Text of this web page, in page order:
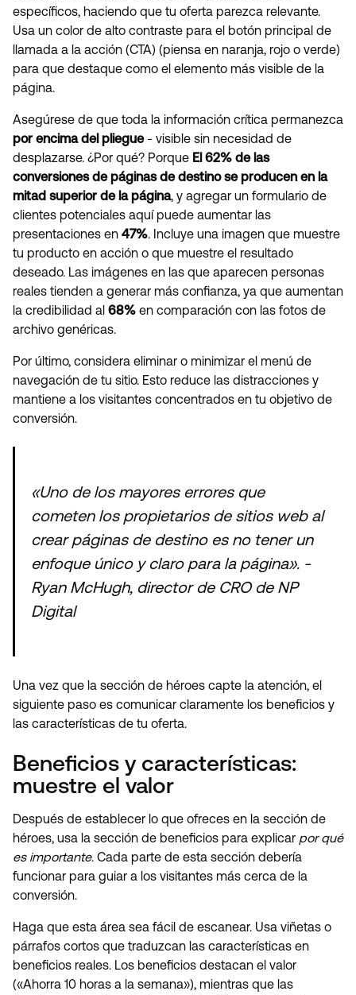
específicos, haciendo que tu oferta parezca relevante.
Usa un color de alto contraste para el botón principal de
llamada a la acción (CTA) (piensa en naranja, rojo o verde)
para que destaque como el elemento más visible de la
página.
Asegúrese de que toda la información crítica permanezca
por encima del pliegue- visible sin necesidad de
desplazarse. ¿Por qué? Porque El 62% de las
conversiones de páginas de destino se producen en la
mitad superior de la página, y agregar un formulario de
clientes potenciales aquí puede aumentar las
presentaciones en 47%. Incluye una imagen que muestre
tu producto en acción o que muestre el resultado
deseado. Las imágenes en las que aparecen personas
reales tienden a generar más confianza, ya que aumentan
la credibilidad al 68% en comparación con las fotos de
archivo genéricas.
Por último, considera eliminar o minimizar el menú de
navegación de tu sitio. Esto reduce las distracciones y
mantiene a los visitantes concentrados en tu objetivo de
conversión.
«Uno de los mayores errores que
cometen los propietarios de sitios web al
crear páginas de destino es no tener un
enfoque único y claro para la página». -
Ryan McHugh, director de CRO de NP
Digital
Una vez que la sección de héroes capte la atención, el
siguiente paso es comunicar claramente los beneficios y
las características de tu oferta.
Beneficios y características:
muestre el valor
Después de establecer lo que ofreces en la sección de
héroes, usa la sección de beneficios para explicar por qué
es importante. Cada parte de esta sección debería
funcionar para guiar a los visitantes más cerca de la
conversión.
Haga que esta área sea fácil de escanear. Usa viñetas o
párrafos cortos que traduzcan las características en
beneficios reales. Los beneficios destacan el valor
(«Ahorra 10 horas a la semana»), mientras que las